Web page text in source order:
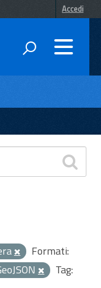
Accedi
Formati:
Tag: